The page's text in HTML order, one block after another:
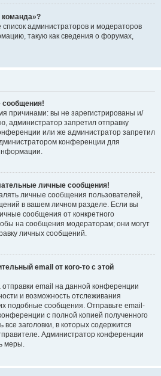
администраторов и модераторов
такую как сведения о форумах,
сообщения!
причинами: вы не зарегистрированы и/
администратор запретил отправку
или же администратор запретил
конференции для
личные сообщения!
личные сообщения пользователей,
в вашем личном разделе. Если вы
сообщения от конкретного
на сообщения модераторам; они могут
личных сообщений.
email от кого-то с этой
email на данной конференции
и возможность отслеживания
подобные сообщения. Отправьте email-
с полной копией полученного
заголовки, в которых содержится
Администратор конференции
меры.